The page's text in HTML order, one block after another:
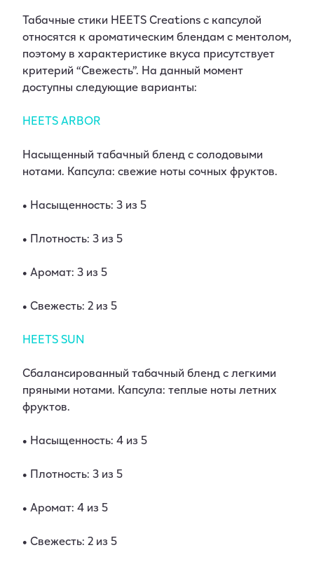
Табачные стики HEETS Creations с капсулой
относятся к ароматическим блендам с ментолом,
поэтому в характеристике вкуса присутствует
критерий “Свежесть”. На данный момент
доступны следующие варианты:
HEETS ARBOR
Насыщенный табачный бленд с солодовыми
нотами. Капсула: свежие ноты сочных фруктов.
• Насыщенность: 3 из 5
• Плотность: 3 из 5
• Аромат: 3 из 5
• Свежесть: 2 из 5
HEETS SUN
Сбалансированный табачный бленд с легкими
пряными нотами. Капсула: теплые ноты летних
фруктов.
• Насыщенность: 4 из 5
• Плотность: 3 из 5
• Аромат: 4 из 5
• Свежесть: 2 из 5